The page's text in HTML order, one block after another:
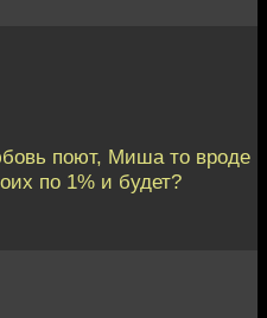
поют, Миша то вроде
по 1% и будет?